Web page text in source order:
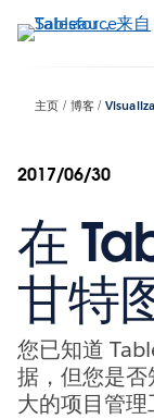
转
容
主页 博客
2017/06/30
在
甘特
您已知道
据，但您是
大的项目管理